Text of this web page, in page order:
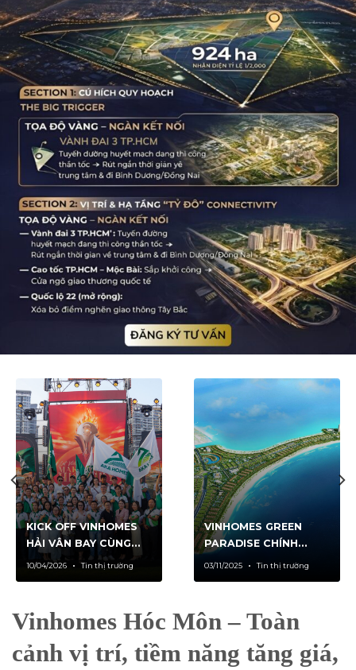
KICK OFF VINHOMES
HẢI VÂN BAY CÙNG
AKA HOMES
10/04/2026 Tin thị trường
VINHOMES GREEN
PARADISE CHÍNH
THỨC NỘP HỒ SƠ
LAI” THẾ GIỚI
03/11/2025 Tin thị trường
Vinhomes Hóc Môn – Toàn
cảnh vị trí, tiềm năng tăng giá,